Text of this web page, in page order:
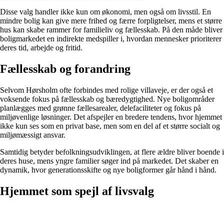
Disse valg handler ikke kun om økonomi, men også om livsstil. En
mindre bolig kan give mere frihed og færre forpligtelser, mens et større
hus kan skabe rammer for familieliv og fællesskab. På den måde bliver
boligmarkedet en indirekte medspiller i, hvordan mennesker prioriterer
deres tid, arbejde og fritid.
Fællesskab og forandring
Selvom Hørsholm ofte forbindes med rolige villaveje, er der også et
voksende fokus på fællesskab og bæredygtighed. Nye boligområder
planlægges med grønne fællesarealer, delefaciliteter og fokus på
miljøvenlige løsninger. Det afspejler en bredere tendens, hvor hjemmet
ikke kun ses som en privat base, men som en del af et større socialt og
miljømæssigt ansvar.
Samtidig betyder befolkningsudviklingen, at flere ældre bliver boende i
deres huse, mens yngre familier søger ind på markedet. Det skaber en
dynamik, hvor generationsskifte og nye boligformer går hånd i hånd.
Hjemmet som spejl af livsvalg